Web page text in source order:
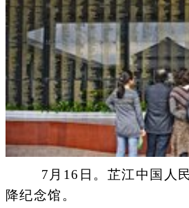
7月16日。芷江中国人民
降纪念馆。